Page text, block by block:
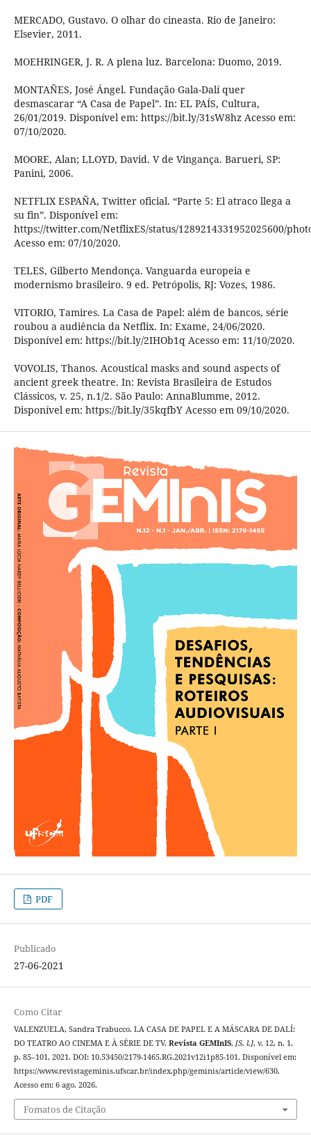
MERCADO, Gustavo. O olhar do cineasta. Rio de Janeiro:
Elsevier, 2011.
MOEHRINGER, J. R. A plena luz. Barcelona: Duomo, 2019.
MONTAÑES, José Ángel. Fundação Gala-Dalí quer
desmascarar “A Casa de Papel”. In: EL PAÍS, Cultura,
26/01/2019. Disponível em: https://bit.ly/31sW8hz Acesso em:
07/10/2020.
MOORE, Alan; LLOYD, David. V de Vingança. Barueri, SP:
Panini, 2006.
NETFLIX ESPAÑA, Twitter oficial. “Parte 5: El atraco llega a
su fin”. Disponível em:
https://twitter.com/NetflixES/status/1289214331952025600/
Acesso em: 07/10/2020.
TELES, Gilberto Mendonça. Vanguarda europeia e
modernismo brasileiro. 9 ed. Petrópolis, RJ: Vozes, 1986.
VITORIO, Tamires. La Casa de Papel: além de bancos, série
roubou a audiência da Netflix. In: Exame, 24/06/2020.
Disponível em: https://bit.ly/2IHOb1q Acesso em: 11/10/2020.
VOVOLIS, Thanos. Acoustical masks and sound aspects of
ancient greek theatre. In: Revista Brasileira de Estudos
Clássicos, v. 25, n.1/2. São Paulo: AnnaBlumme, 2012.
Disponível em: https://bit.ly/35kqfbY Acesso em 09/10/2020.
PDF
Publicado
27-06-2021
Como Citar
VALENZUELA, Sandra Trabucco. LA CASA DE PAPEL E A MÁSCARA DE DALÍ:
DO TEATRO AO CINEMA E À SÉRIE DE TV. Revista GEMInIS, [S. l.], v. 12, n. 1,
p. 85–101, 2021. DOI: 10.53450/2179-1465.RG.2021v12i1p85-101. Disponível em:
https://www.revistageminis.ufscar.br/index.php/geminis/article/view/630.
Acesso em: 6 ago. 2026.
Fomatos de Citação